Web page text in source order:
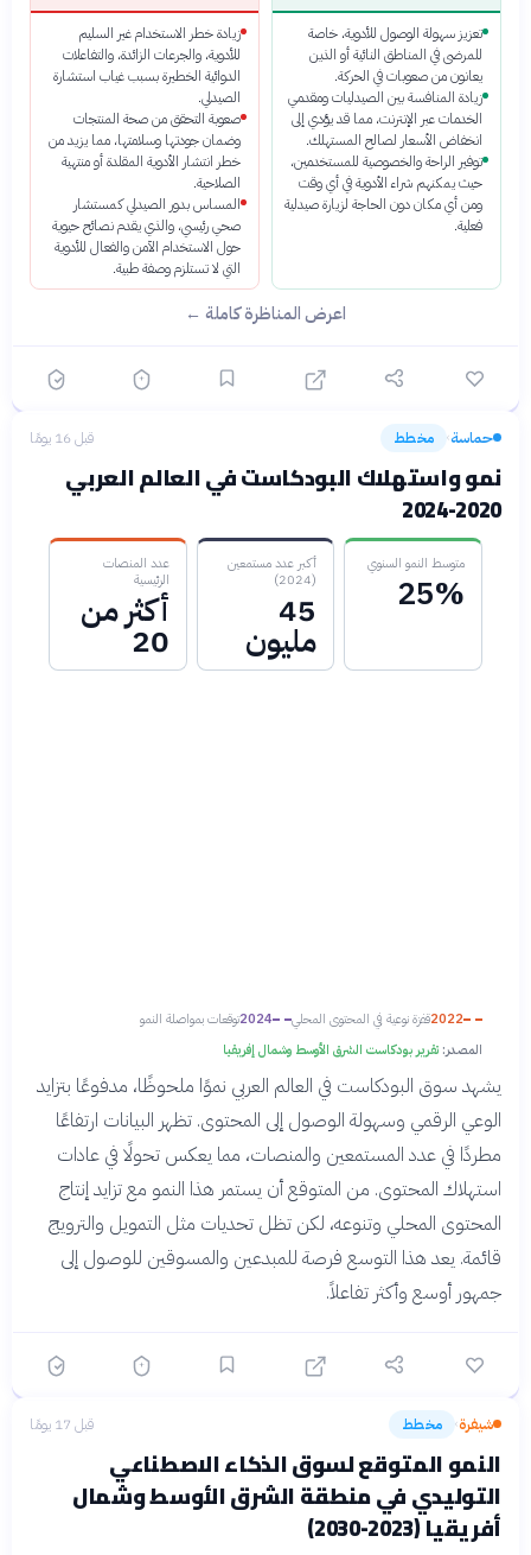
تعزيز سهولة الوصول للأدوية، خاصة
للمرضى في المناطق النائية أو الذين
يعانون من صعوبات في الحركة.
زيادة المنافسة بين الصيدليات ومقدمي
الخدمات عبر الإنترنت، مما قد يؤدي إلى
انخفاض الأسعار لصالح المستهلك.
توفير الراحة والخصوصية للمستخدمين،
حيث يمكنهم شراء الأدوية في أي وقت
ومن أي مكان دون الحاجة لزيارة صيدلية
فعلية.
زيادة خطر الاستخدام غير السليم
للأدوية، والجرعات الزائدة، والتفاعلات
الدوائية الخطيرة بسبب غياب استشارة
الصيدلي.
صعوبة التحقق من صحة المنتجات
وضمان جودتها وسلامتها، مما يزيد من
خطر انتشار الأدوية المقلدة أو منتهية
الصلاحية.
المساس بدور الصيدلي كمستشار
صحي رئيسي، والذي يقدم نصائح حيوية
حول الاستخدام الآمن والفعال للأدوية
التي لا تستلزم وصفة طبية.
اعرض المناظرة كاملة ←
حماسة› مخطط قبل 16 يومًا
نمو واستهلاك البودكاست في العالم العربي
2020-2024
متوسط النمو السنوي
25%
أكبر عدد مستمعين
(2024)
45
مليون
عدد المنصات
الرئيسية
أكثر من
20
2022قفزة نوعية في المحتوى المحلي 2024توقعات بمواصلة النمو
المصدر: تقرير بودكاست الشرق الأوسط وشمال إفريقيا
يشهد سوق البودكاست في العالم العربي نموًا ملحوظًا، مدفوعًا بتزايد
الوعي الرقمي وسهولة الوصول إلى المحتوى. تظهر البيانات ارتفاعًا
مطردًا في عدد المستمعين والمنصات، مما يعكس تحولًا في عادات
استهلاك المحتوى. من المتوقع أن يستمر هذا النمو مع تزايد إنتاج
المحتوى المحلي وتنوعه، لكن تظل تحديات مثل التمويل والترويج
قائمة. يعد هذا التوسع فرصة للمبدعين والمسوقين للوصول إلى
جمهور أوسع وأكثر تفاعلاً.
شيفرة› مخطط قبل 17 يومًا
النمو المتوقع لسوق الذكاء الاصطناعي
التوليدي في منطقة الشرق الأوسط وشمال
أفريقيا (2023-2030)